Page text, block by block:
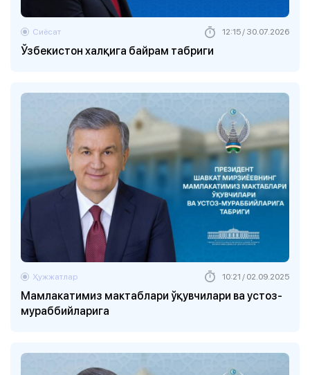
Ўзбекистон халқига байрам табриги
Сиёсат 12:15 / 30.07.2026
Мамлакатимиз мактаблари ўқувчилари ва устоз-
мураббийларига
Ҳужжатлар 10:21 / 02.09.2025